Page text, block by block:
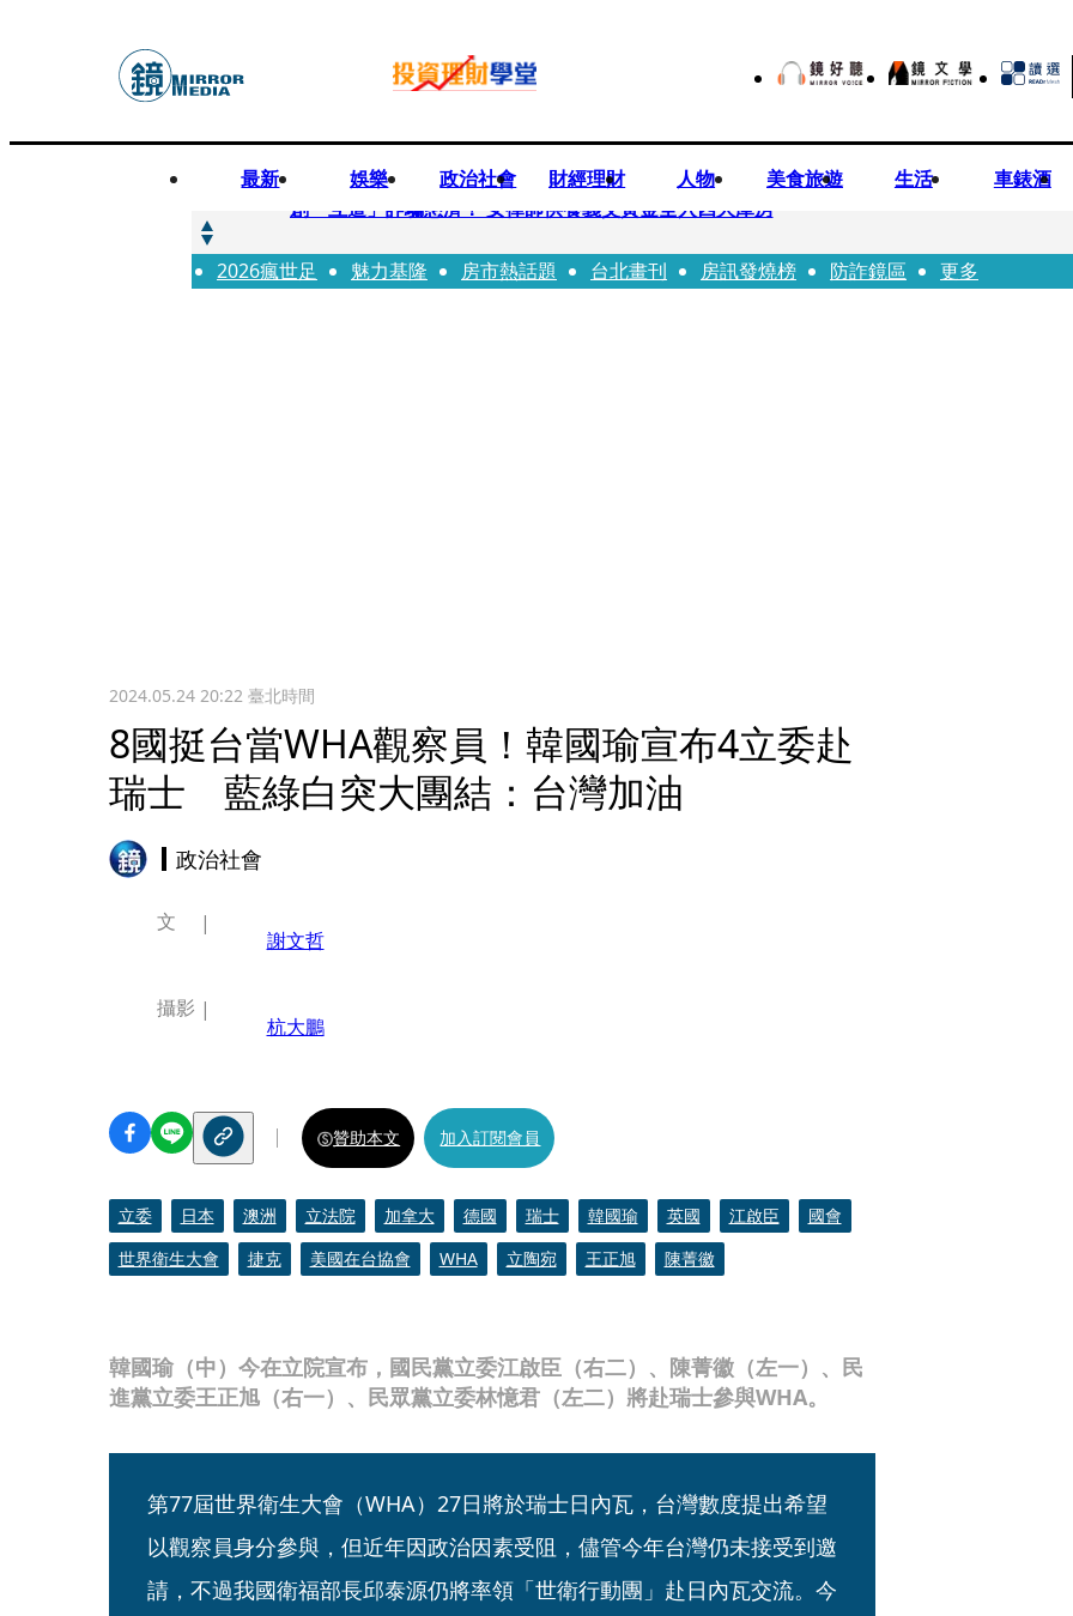
最新 娛樂 政治社會 財經理財 人物 美食旅遊 生活 車錶酒
快訊
創「互道」詐騙慈濟！ 女律師供養義父黃金全入四大庫房
快訊
前時力黨魁表態「反對刪公視預算」 盼在野三思：改凍結處理受質疑項目
2026瘋世足 魅力基隆 房市熱話題 台北畫刊 房訊發燒榜 防詐鏡區 更多
2024.05.24 20:22臺北時間
8國挺台當WHA觀察員！韓國瑜宣布4立委赴
瑞士 藍綠白突大團結：台灣加油
政治社會
韓國瑜（中）今在立院宣布，國民黨立委江啟臣（右二）、陳菁徽（左一）、民
進黨立委王正旭（右一）、民眾黨立委林憶君（左二）將赴瑞士參與WHA。
文
謝文哲
攝影
杭大鵬
贊助本文 加入訂閱會員
立委 日本 澳洲 立法院 加拿大 德國 瑞士 韓國瑜 英國 江啟臣
國會
世界衛生大會
捷克 美國在台協會 WHA 立陶宛 王正旭 陳菁徽
第77屆世界衛生大會（WHA）27日將於瑞士日內瓦，台灣數度提出希望
以觀察員身分參與，但近年因政治因素受阻，儘管今年台灣仍未接受到邀
請，不過我國衛福部長邱泰源仍將率領「世衛行動團」赴日內瓦交流。今